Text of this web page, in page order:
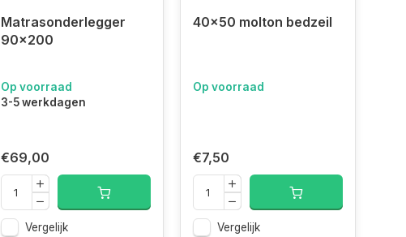
Matrasonderlegger
90x200
Op voorraad
3-5 werkdagen
€69,00
Vergelijk
40x50 molton bedzeil
Op voorraad
€7,50
Vergelijk